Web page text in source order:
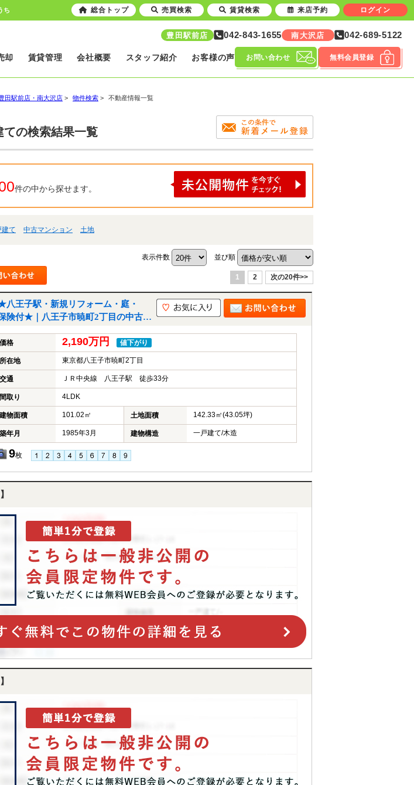
ち
豊田駅前店 042-843-1655 南大沢店 042-689-5122
却 賃貸管理 会社概要 スタッフ紹介 お客様の声 お問い合わせ 無料会員登録
田駅前店・南大沢店 > 物件検索 > 不動産情報一覧
の検索結果一覧
件の中から探せます。
て 中古マンション 土地
表示件数 並び順
1 2 次の20件>>
王子駅・新規リフォーム・庭・
険付★｜八王子市暁町2丁目の中古一
価格 2,190万円 値下がり
所在地 東京都八王子市暁町2丁目
交通 ＪＲ中央線 八王子駅 徒歩33分
間取り 4LDK
建物面積 101.02㎡ 土地面積 142.33㎡(43.05坪)
築年月 1985年3月 建物構造 一戸建て/木造
9枚
総合トップ 売買検索 賃貸検索 来店予約 ログイン